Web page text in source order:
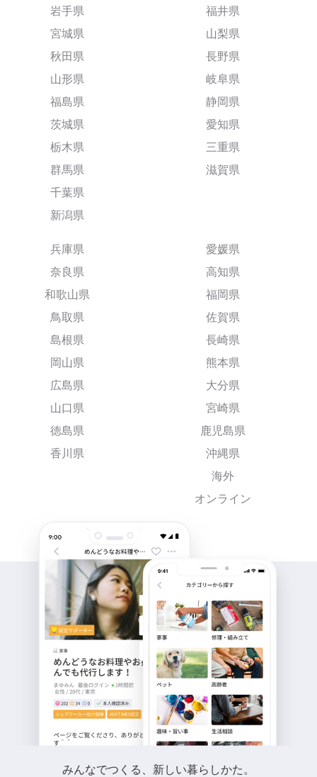
岩手県
宮城県
秋田県
山形県
福島県
茨城県
栃木県
群馬県
千葉県
新潟県
福井県
山梨県
長野県
岐阜県
静岡県
愛知県
三重県
滋賀県
兵庫県
奈良県
和歌山県
鳥取県
島根県
岡山県
広島県
山口県
徳島県
香川県
愛媛県
高知県
福岡県
佐賀県
長崎県
熊本県
大分県
宮崎県
鹿児島県
沖縄県
海外
オンライン
みんなでつくる、新しい暮らしかた。